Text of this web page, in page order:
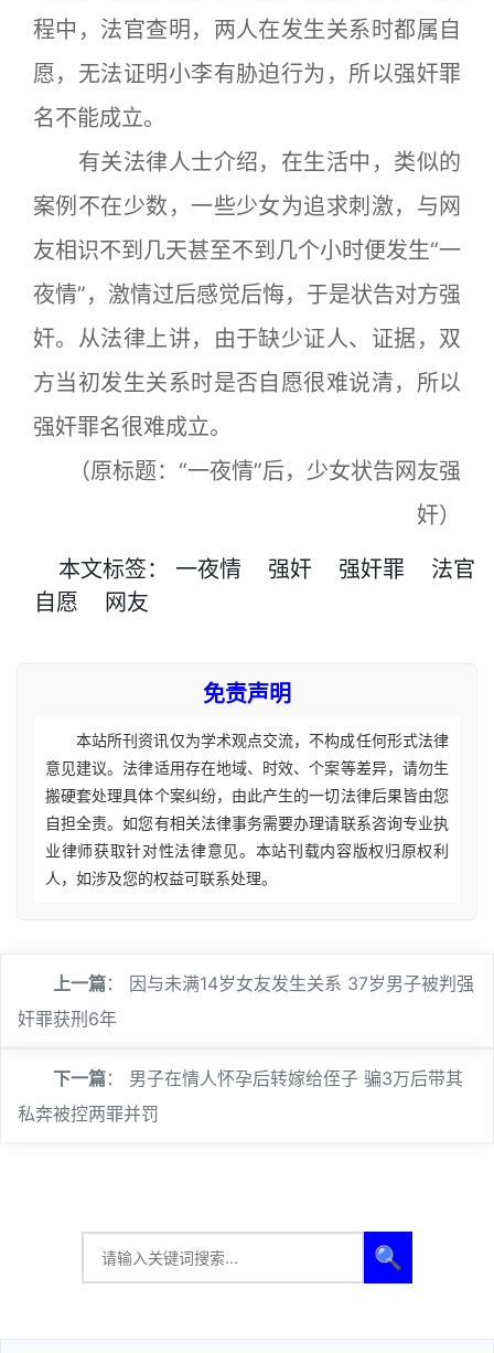
程中，法官查明，两人在发生关系时都属自
愿，无法证明小李有胁迫行为，所以强奸罪
名不能成立。
有关法律人士介绍，在生活中，类似的
案例不在少数，一些少女为追求刺激，与网
友相识不到几天甚至不到几个小时便发生“一
夜情”，激情过后感觉后悔，于是状告对方强
奸。从法律上讲，由于缺少证人、证据，双
方当初发生关系时是否自愿很难说清，所以
强奸罪名很难成立。
（原标题：“一夜情”后，少女状告网友强
奸）
本文标签： 一夜情 强奸 强奸罪
法官
自愿
网友
免责声明
本站所刊资讯仅为学术观点交流，不构成任何形式法律
意见建议。法律适用存在地域、时效、个案等差异，请勿生
搬硬套处理具体个案纠纷，由此产生的一切法律后果皆由您
自担全责。如您有相关法律事务需要办理请联系咨询专业执
业律师获取针对性法律意见。本站刊载内容版权归原权利
人，如涉及您的权益可联系处理。
上一篇： 因与未满14岁女友发生关系 37岁男子被判强
奸罪获刑6年
下一篇： 男子在情人怀孕后转嫁给侄子 骗3万后带其
私奔被控两罪并罚
🔍